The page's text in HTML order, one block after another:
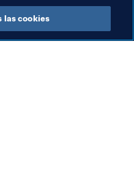
las cookies